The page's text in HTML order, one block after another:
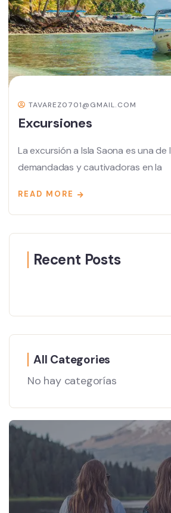
TAVAREZ0701@GMAIL.COM
Excursiones
La excursión a Isla Saona es una de
demandadas y cautivadoras en la
READ MORE
Recent Posts
All Categories
No hay categorías